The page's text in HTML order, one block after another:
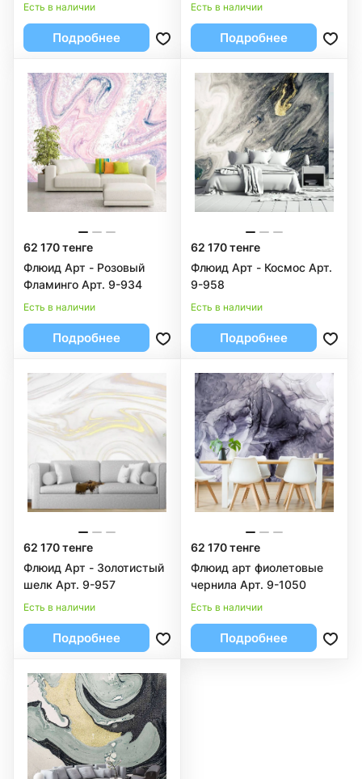
Есть в наличии
Подробнее
Есть в наличии
Подробнее
62 170 тенге
Флюид Арт - Розовый
Фламинго Арт. 9-934
Есть в наличии
Подробнее
62 170 тенге
Флюид Арт - Космос Арт.
9-958
Есть в наличии
Подробнее
62 170 тенге
Флюид Арт - Золотистый
шелк Арт. 9-957
Есть в наличии
Подробнее
62 170 тенге
Флюид арт фиолетовые
чернила Арт. 9-1050
Есть в наличии
Подробнее